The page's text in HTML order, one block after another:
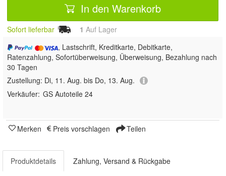
In den Warenkorb
Sofort lieferbar 1 Auf Lager
, Lastschrift, Kreditkarte, Debitkarte,
Ratenzahlung, Sofortüberweisung, Überweisung, Bezahlung nach
30 Tagen
Zustellung: Di, 11. Aug. bis Do, 13. Aug.
Verkäufer: GS Autoteile 24
Merken Preis vorschlagen Teilen
Produktdetails Zahlung, Versand & Rückgabe